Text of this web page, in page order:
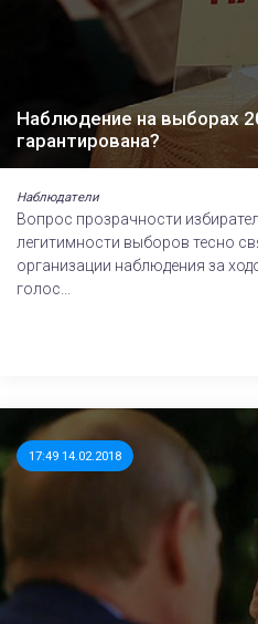
Наблюдение на выборах
гарантирована?
Наблюдатели
Вопрос прозрачности
легитимности выборов тесно
организации наблюдения за
голос...
17:49 14.02.2018